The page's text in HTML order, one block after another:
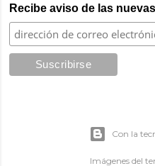
Recibe aviso de las
Con la
Imágenes del